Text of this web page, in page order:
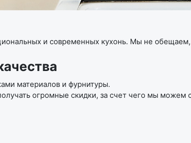
и современных кухонь. Мы не
материалов и фурнитуры.
огромные скидки, за счет чего мы можем